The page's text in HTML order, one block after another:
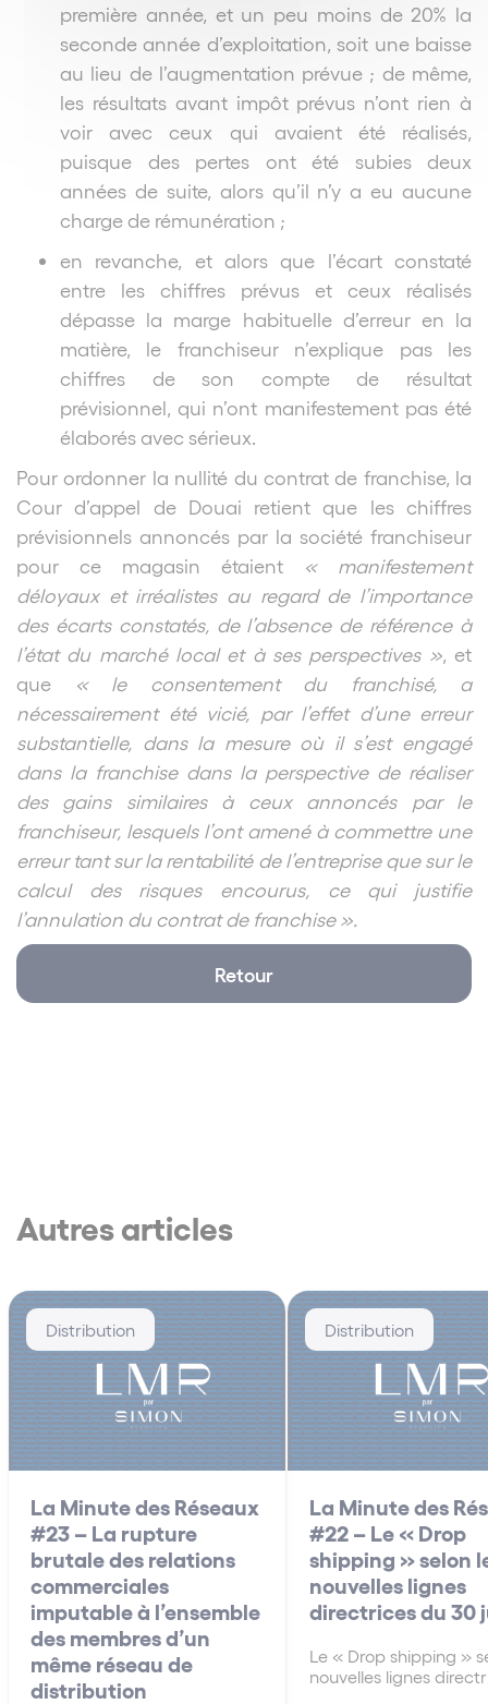
première année, et un peu moins de 20% la
seconde année d’exploitation, soit une baisse
au lieu de l’augmentation prévue ; de même,
les résultats avant impôt prévus n’ont rien à
voir avec ceux qui avaient été réalisés,
puisque des pertes ont été subies deux
années de suite, alors qu’il n’y a eu aucune
charge de rémunération ;
en revanche, et alors que l’écart constaté
entre les chiffres prévus et ceux réalisés
dépasse la marge habituelle d’erreur en la
matière, le franchiseur n’explique pas les
chiffres de son compte de résultat
prévisionnel, qui n’ont manifestement pas été
élaborés avec sérieux.
Pour ordonner la nullité du contrat de franchise, la
Cour d’appel de Douai retient que les chiffres
prévisionnels annoncés par la société franchiseur
pour ce magasin étaient « manifestement
déloyaux et irréalistes au regard de l’importance
des écarts constatés, de l’absence de référence à
l’état du marché local et à ses perspectives », et
que
« le consentement du franchisé, a
nécessairement été vicié, par l’effet d’une erreur
substantielle, dans la mesure où il s’est engagé
dans la franchise dans la perspective de réaliser
des gains similaires à ceux annoncés par le
franchiseur, lesquels l’ont amené à commettre une
erreur tant sur la rentabilité de l’entreprise que sur le
calcul des risques encourus, ce qui justifie
l’annulation du contrat de franchise ».
Retour
Autres articles
Distribution
La Minute des Réseaux
#23 – La rupture
brutale des relations
commerciales
imputable à l’ensemble
des membres d’un
même réseau de
distribution
Distribution
La Minute des
#22 – Le « Drop
shipping » selon
nouvelles lignes
directrices du 30
Le « Drop shipping »
nouvelles lignes